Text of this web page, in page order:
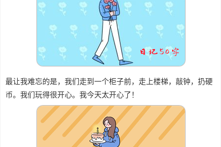
最让我难忘的是，我们走到一个柜子前，走上楼梯，敲钟，扔硬
币。我们玩得很开心。我今天太开心了！